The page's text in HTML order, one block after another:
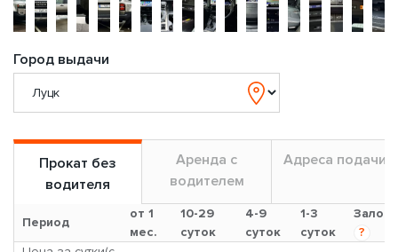
Город выдачи
Прокат без
водителя
Аренда с
водителем
Адреса подачи
Период
от 1
мес.
10-29
суток
4-9
суток
1-3
суток
Залог
?